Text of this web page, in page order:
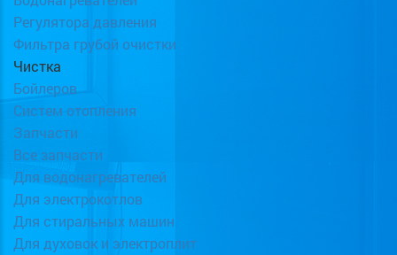
Регулятора давления
Фильтра грубой очистки
Чистка
Бойлеров
Систем отопления
Запчасти
Все запчасти
Для водонагревателей
Для электрокотлов
Для стиральных машин
Для духовок и электроплит